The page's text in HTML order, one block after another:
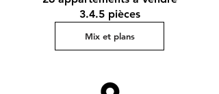
3.4.5 pièces
Mix et plans